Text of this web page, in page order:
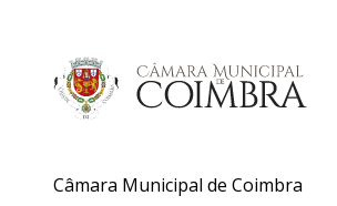
Câmara Municipal de Coimbra